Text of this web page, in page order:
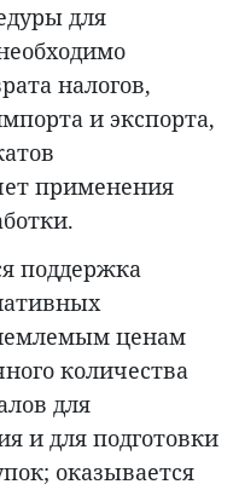
для
налогов,
и экспорта,
применения
поддержка
ценам
количества
для
и для подготовки
оказывается